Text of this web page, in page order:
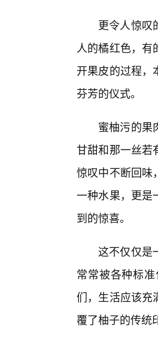
更令人惊叹
人的橘红色，
开果皮的过程，
芬芳的仪式。
蜜柚污的果
甘甜和那一丝若
惊叹中不断回味
一种水果，更
到的惊喜。
这不仅仅是
常常被各种标
们，生活应该充
覆了柚子的传统